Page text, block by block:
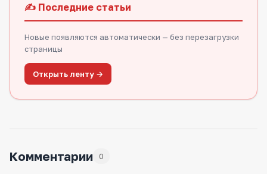
✍️ Последние статьи
Новые появляются автоматически — без перезагрузки
страницы
Открыть ленту →
Комментарии 0